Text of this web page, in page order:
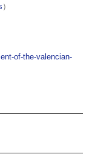
）
of-the-valencian-